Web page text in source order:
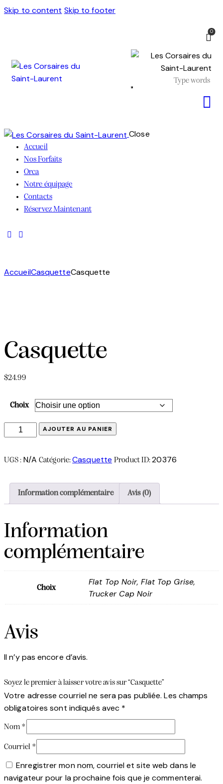
Skip to content Skip to footer
0
Close
Accueil
Nos Forfaits
Orca
Notre équipage
Contacts
Réservez Maintenant
AccueilCasquetteCasquette
Casquette
$24.99
Choix
AJOUTER AU PANIER
UGS : N/A Catégorie:Casquette Product ID:20376
Information complémentaire Avis (0)
Information
complémentaire
Choix
Flat Top Noir, Flat Top Grise,
Trucker Cap Noir
Avis
Il n’y pas encore d’avis.
Soyez le premier à laisser votre avis sur “Casquette”
Votre adresse courriel ne sera pas publiée. Les champs
obligatoires sont indiqués avec *
Nom *
Courriel *
Enregistrer mon nom, courriel et site web dans le
navigateur pour la prochaine fois que je commenterai.